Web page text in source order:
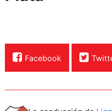
Facebook